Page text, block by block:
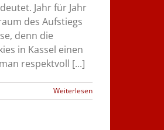
Jahr für Jahr
des Aufstiegs
denn die
in Kassel einen
respektvoll [...]
Weiterlesen